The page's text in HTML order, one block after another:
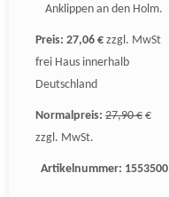
Anklippen an den Holm.
Preis: 27,06 € zzgl. MwSt
frei Haus innerhalb
Deutschland
Normalpreis: 27,90 € €
zzgl. MwSt.
Artikelnummer: 1553500